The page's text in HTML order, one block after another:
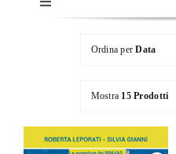
Toggle
Navigation
Chi siamo
Le Collane
Catalogo
Ordina perData
Mostra 15 Prodotti